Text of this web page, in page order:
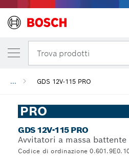
Trova prodotti
... GDS 12V-115 PRO
PRO
GDS 12V-115 PRO
Avvitatori a massa
Codice di ordinazione